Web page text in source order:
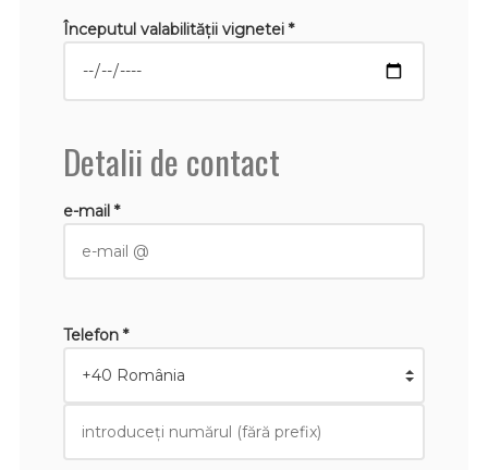
Începutul valabilităţii vignetei *
Detalii de contact
e-mail *
Telefon *